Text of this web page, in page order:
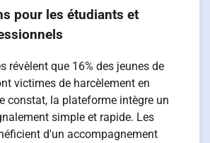
pour les étudiants et
révèlent que 16% des jeunes de
victimes de harcèlement en
constat, la plateforme intègre un
simple et rapide. Les
d'un accompagnement